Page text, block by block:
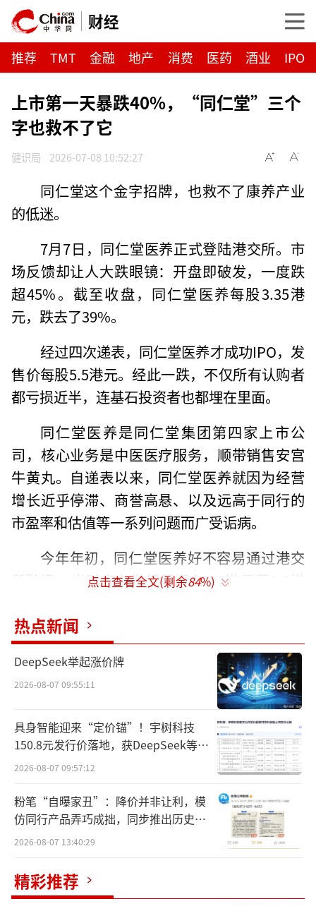
财经
推荐 TMT 金融 地产 消费 医药 酒业 IPO
上市第一天暴跌40%，“同仁堂”三个
字也救不了它
健识局 2026-07-08 10:52:27
同仁堂这个金字招牌，也救不了康养产业
的低迷。
7月7日，同仁堂医养正式登陆港交所。市
场反馈却让人大跌眼镜：开盘即破发，一度跌
超45%。截至收盘，同仁堂医养每股3.35港
元，跌去了39%。
经过四次递表，同仁堂医养才成功IPO，发
售价每股5.5港元。经此一跌，不仅所有认购者
都亏损近半，连基石投资者也都埋在里面。
同仁堂医养是同仁堂集团第四家上市公
司，核心业务是中医医疗服务，顺带销售安宫
牛黄丸。自递表以来，同仁堂医养就因为经营
增长近乎停滞、商誉高悬、以及远高于同行的
市盈率和估值等一系列问题而广受诟病。
今年年初，同仁堂医养好不容易通过港交
所聆讯，当时宣布发行区间在7.3港元至8.3港
售及上市计划。市场观点认为，当时面向机构
的配售严重不及预期，3月启动线上招股后，公
开发售孖展认购倍数仅4.85倍，这在港股新股
认购中是很低的倍数，因此不得不按下暂停
三个月后，同仁堂医养在2026年6月重启全
球发售，并将发行区间下调至5.48港元至6.21
港元，并且引入了郑州的航空港科技资本、Aur
ora SF、中金香港证券（CICCFT）三家基石投
资者，合计认购5382.85万股，涉资2.96亿港
自降身价，市场冷遇依旧
点击查看全文(剩余84%)
热点新闻
DeepSeek举起涨价牌
2026-08-07 09:55:11
具身智能迎来“定价锚”！宇树科技
150.8元发行价落地，获DeepSeek等豪
华战配加持
2026-08-07 09:57:12
粉笔“自曝家丑”：降价并非让利，模
仿同行产品弄巧成拙，同步推出历史学
员退费方案
2026-08-07 13:40:29
精彩推荐